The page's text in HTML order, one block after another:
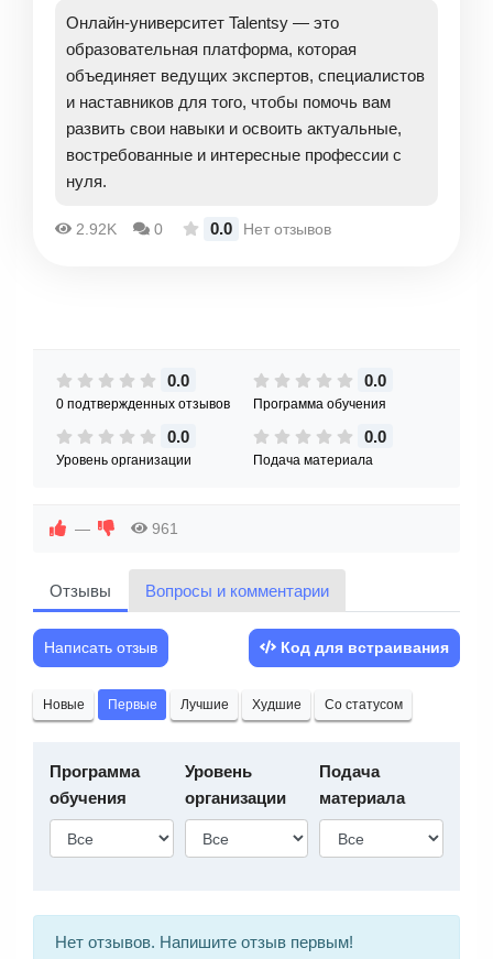
Онлайн-университет Talentsy — это
образовательная платформа, которая
объединяет ведущих экспертов, специалистов
и наставников для того, чтобы помочь вам
развить свои навыки и освоить актуальные,
востребованные и интересные профессии с
нуля.
2.92K 0 0.0 Нет отзывов
0.0
0 подтвержденных отзывов
0.0
Программа обучения
0.0
Уровень организации
0.0
Подача материала
— 961
Отзывы Вопросы и комментарии
Написать отзыв Код для встраивания
Новые Первые Лучшие Худшие Со статусом
Программа
обучения
Уровень
организации
Подача
материала
Нет отзывов. Напишите отзыв первым!